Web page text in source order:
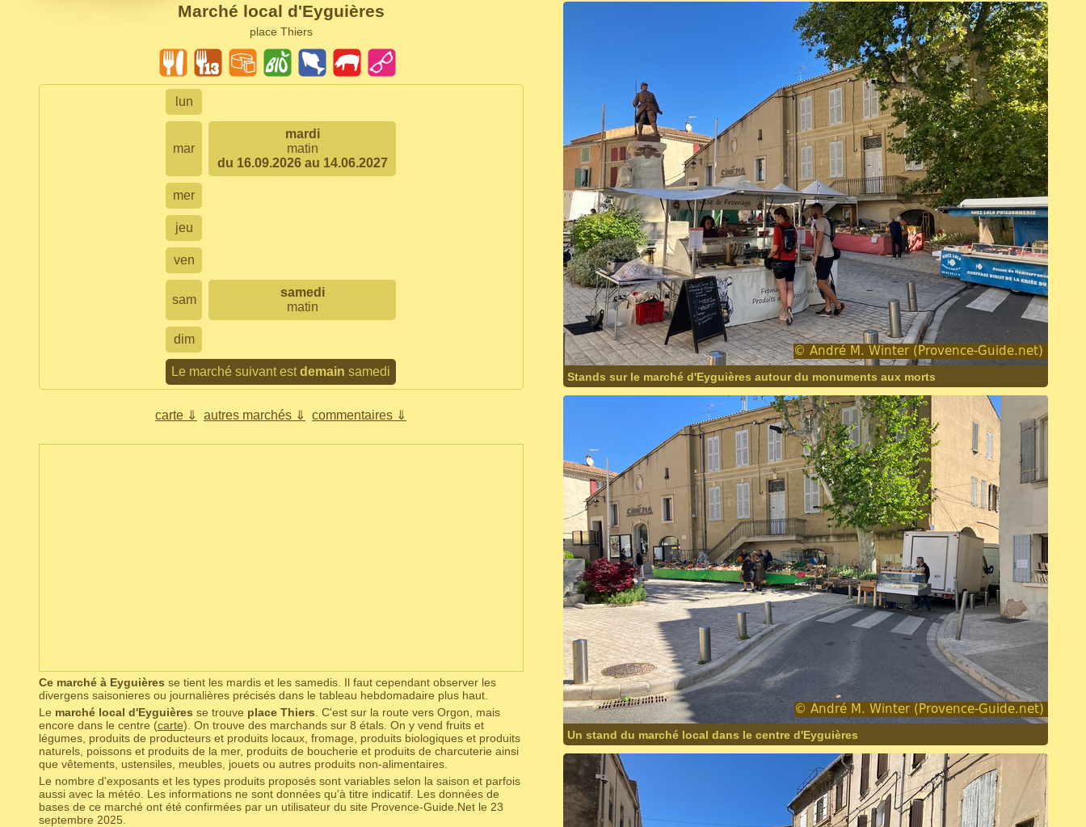
Marché local d'Eyguières
place Thiers
lun
mar
mardi
matin
du 16.09.2026 au 14.06.2027
mer
jeu
ven
sam
samedi
matin
dim
Le marché suivant estdemain samedi
carte ⇓ autres marchés ⇓ commentaires ⇓
Ce marché à Eyguières se tient les mardis et les samedis. Il faut cependant observer les
divergens saisonieres ou journalières précisés dans le tableau hebdomadaire plus haut.
Le marché local d'Eyguières se trouve place Thiers . C'est sur la route vers Orgon, mais
encore dans le centre (carte). On trouve des marchands sur 8 étals. On y vend fruits et
légumes, produits de producteurs et produits locaux, fromage, produits biologiques et produits
naturels, poissons et produits de la mer, produits de boucherie et produits de charcuterie ainsi
que vêtements, ustensiles, meubles, jouets ou autres produits non-alimentaires.
Le nombre d'exposants et les types produits proposés sont variables selon la saison et parfois
aussi avec la météo. Les informations ne sont données qu'à titre indicatif. Les données de
bases de ce marché ont été confirmées par un utilisateur du site Provence-Guide.Net le 23
septembre 2025.
Stands sur le marché d'Eyguières autour du monuments aux morts
Un stand du marché local dans le centre d'Eyguières